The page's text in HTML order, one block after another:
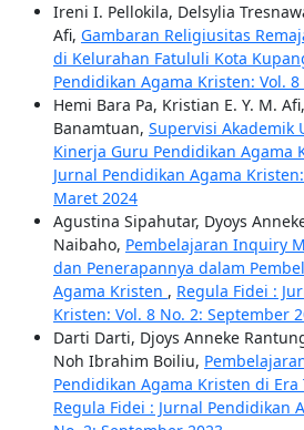
Ireni I. Pellokila, Delsylia
Afi, Gambaran Religiusitas
di Kelurahan Fatululi Kota
Pendidikan Agama Kristen: Vol.
Hemi Bara Pa, Kristian E. Y. M.
Banamtuan, Supervisi Akademik
Kinerja Guru Pendidikan Agama
Jurnal Pendidikan Agama
Maret 2024
Agustina Sipahutar, Dyoys
Naibaho, Pembelajaran Inquiry
dan Penerapannya dalam
Agama Kristen , Regula Fidei :
Kristen: Vol. 8 No. 2: September
Darti Darti, Djoys Anneke
Noh Ibrahim Boiliu,
Pendidikan Agama Kristen di
Regula Fidei : Jurnal Pendidikan